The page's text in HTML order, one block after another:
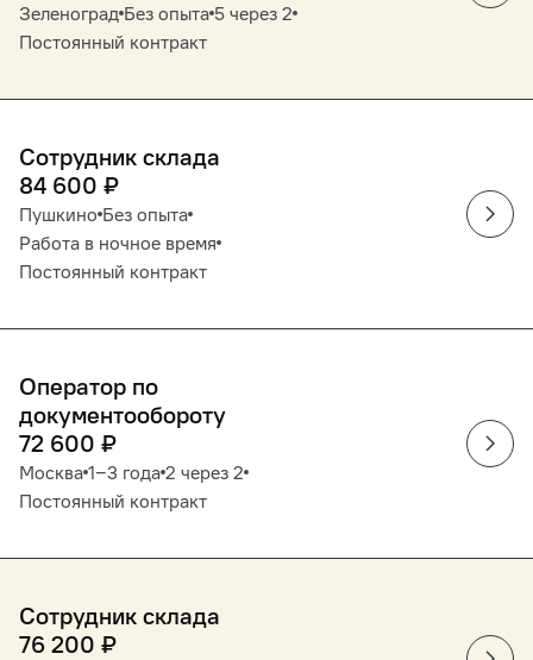
Зеленоград Без опыта 5 через 2
Постоянный контракт
Сотрудник склада
84 600 ₽
Пушкино Без опыта
Работа в ночное время
Постоянный контракт
Оператор по
документообороту
72 600 ₽
Москва 1‒3 года 2 через 2
Постоянный контракт
Сотрудник склада
76 200 ₽